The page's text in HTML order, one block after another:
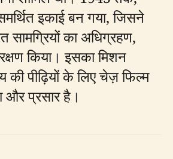
इकाई बन गया, जिसने
सामग्रियों का अधिग्रहण,
किया। इसका मिशन
की पीढ़ियों के लिए चेज़ फिल्म
और प्रसार है।